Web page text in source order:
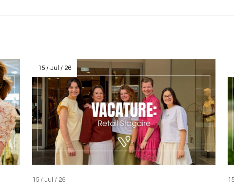
15 / Jul / 26
15 / Jul / 26